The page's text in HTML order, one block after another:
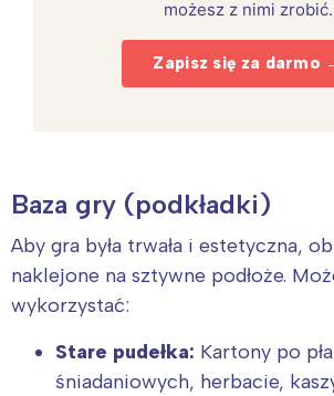
możesz z nimi zrobić.
Zapisz się za darmo
Baza gry (podkładki)
Aby gra była trwała i estetyczna,
naklejone na sztywne podłoże.
wykorzystać:
Stare pudełka: Kartony po
śniadaniowych, herbacie,